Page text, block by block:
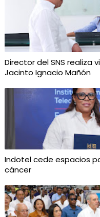
Director del SNS realiza
Jacinto Ignacio Mañón
Indotel cede espacios
cáncer